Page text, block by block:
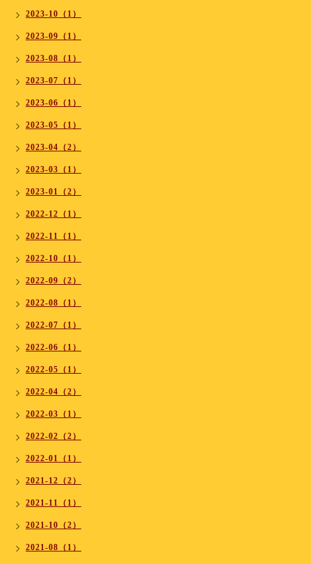
2023-10（1）
2023-09（1）
2023-08（1）
2023-07（1）
2023-06（1）
2023-05（1）
2023-04（2）
2023-03（1）
2023-01（2）
2022-12（1）
2022-11（1）
2022-10（1）
2022-09（2）
2022-08（1）
2022-07（1）
2022-06（1）
2022-05（1）
2022-04（2）
2022-03（1）
2022-02（2）
2022-01（1）
2021-12（2）
2021-11（1）
2021-10（2）
2021-08（1）